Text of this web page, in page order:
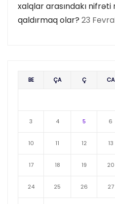
xalqlar arasındakı
qaldırmaq olar? 23
BE ÇA Ç CA
3 4 5 6
10 11 12 13
17 18 19 20
24 25 26 27